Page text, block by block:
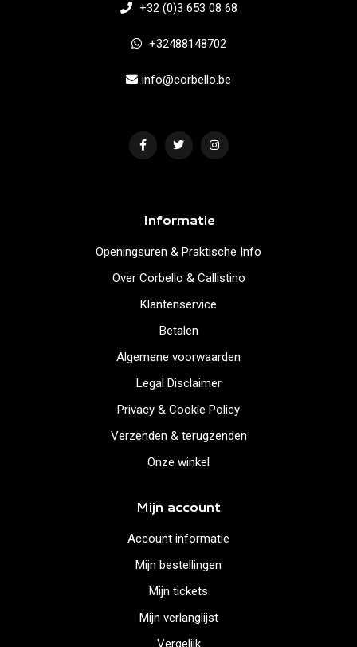
+32 (0)3 653 08 68
+32488148702
info@corbello.be
Informatie
Openingsuren & Praktische Info
Over Corbello & Callistino
Klantenservice
Betalen
Algemene voorwaarden
Legal Disclaimer
Privacy & Cookie Policy
Verzenden & terugzenden
Onze winkel
Mijn account
Account informatie
Mijn bestellingen
Mijn tickets
Mijn verlanglijst
Vergelijk